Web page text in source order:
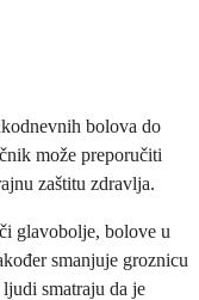
bolova do
može preporučiti
zaštitu zdravlja.
glavobolje, bolove u
smanjuje groznicu
smatraju da je